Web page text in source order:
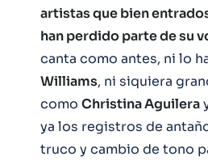
artistas que bien
han perdido parte de su
canta como antes, ni lo
Williams, ni siquiera
como Christina Aguilera
ya los registros de
truco y cambio de tono